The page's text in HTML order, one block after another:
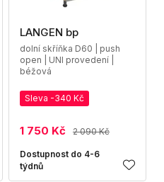
LANGEN bp
dolní skříňka D60 | push
open | UNI provedení |
béžová
Sleva -340 Kč
1 750 Kč 2 090 Kč
Dostupnost do 4-6
týdnů